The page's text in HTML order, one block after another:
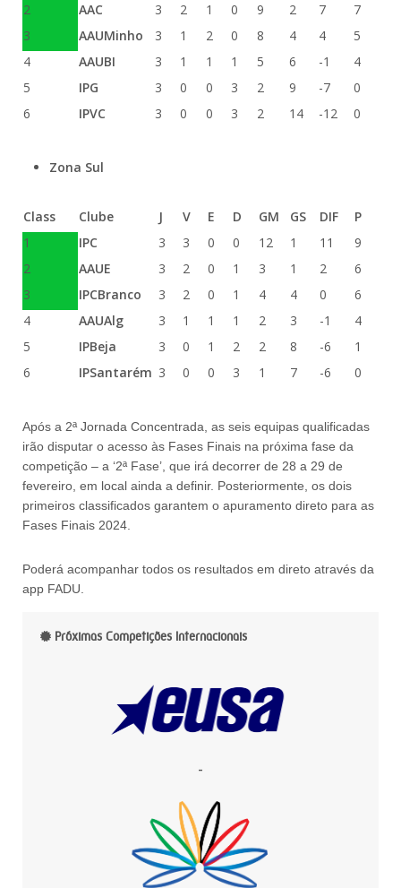
2
AAC 3 2 1 0 9 2 7
7
3
AAUMinho 3 1 2 0 8 4 4
5
4
AAUBI 3 1 1 1 5 6 -1
4
5
IPG 3 0 0 3 2 9 -7
0
6
IPVC 3 0 0 3 2 14 -12 0
Zona Sul
Class Clube J V E D GM GS DIF
P
1
IPC 3 3 0 0 12 1 11
9
2
AAUE 3 2 0 1 3 1 2
6
3
IPCBranco 3 2 0 1 4 4 0
6
4
AAUAlg 3 1 1 1 2 3 -1
4
5
IPBeja 3 0 1 2 2 8 -6
1
6
IPSantarém 3 0 0 3 1 7 -6 0
Após a 2ª Jornada Concentrada, as seis equipas qualificadas
irão disputar o acesso às Fases Finais na próxima fase da
competição – a ‘2ª Fase’, que irá decorrer de 28 a 29 de
fevereiro, em local ainda a definir. Posteriormente, os dois
primeiros classificados garantem o apuramento direto para as
Fases Finais 2024.
Poderá acompanhar todos os resultados em direto através da
app FADU.
Próximas Competições Internacionais
-